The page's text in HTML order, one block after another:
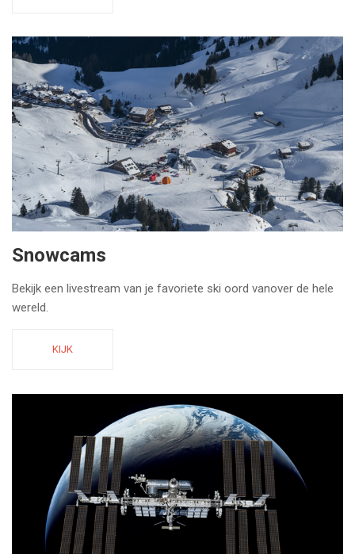
Snowcams
Bekijk een livestream van je favoriete ski oord vanover de hele
wereld.
KIJK